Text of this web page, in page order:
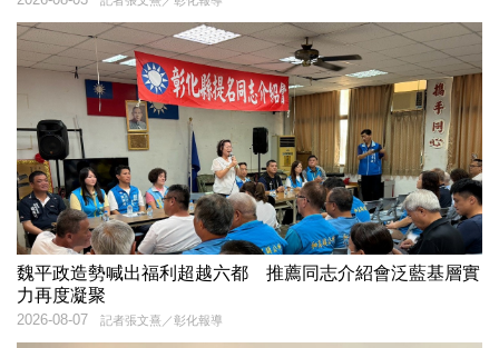
魏平政造勢喊出福利超越六都 推薦同志介紹會泛藍基層實
力再度凝聚
記者張文熹／彰化報導
2026-08-07